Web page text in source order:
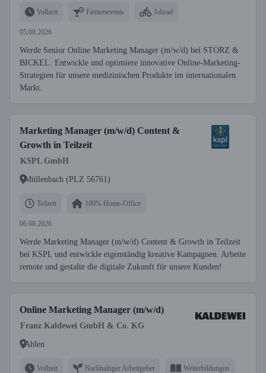
Vollzeit Firmenevents Jobrad
05.08.2026
Werde Senior Online Marketing Manager (m/w/d) bei STORZ &
BICKEL. Entwickle und optimiere innovative Online-Marketing-
Strategien für unsere medizinischen Produkte im internationalen
Markt.
Marketing Manager (m/w/d) Content &
Growth in Teilzeit
KSPL GmbH
Müllenbach (PLZ 56761)
Teilzeit 100% Home-Office
06.08.2026
Werde Marketing Manager (m/w/d) Content & Growth in Teilzeit
bei KSPL und entwickle eigenständig kreative Kampagnen. Arbeite
remote und gestalte die digitale Zukunft für unsere Kunden!
Online Marketing Manager (m/w/d)
Franz Kaldewei GmbH & Co. KG
Ahlen
Vollzeit Nachhaltiger Arbeitgeber Weiterbildungen